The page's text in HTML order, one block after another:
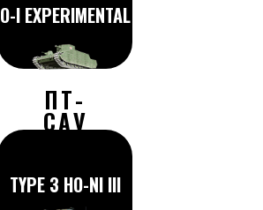
O-I EXPERIMENTAL
TYPE 3 HO-NI III
ПТ-
САУ